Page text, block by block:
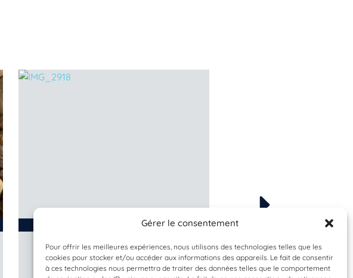
Gérer le consentement
Pour offrir les meilleures expériences, nous utilisons des technologies telles que les
cookies pour stocker et/ou accéder aux informations des appareils. Le fait de consentir
à ces technologies nous permettra de traiter des données telles que le comportement
Espèce à identifier Espèce à identifier